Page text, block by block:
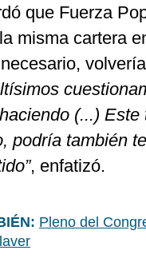
que Fuerza
misma cartera
(...)
podría también
, enfatizó.
Pleno del